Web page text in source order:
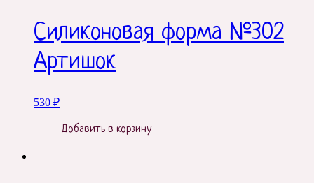
Силиконовая форма №302
Артишок
530 ₽
Добавить в корзину